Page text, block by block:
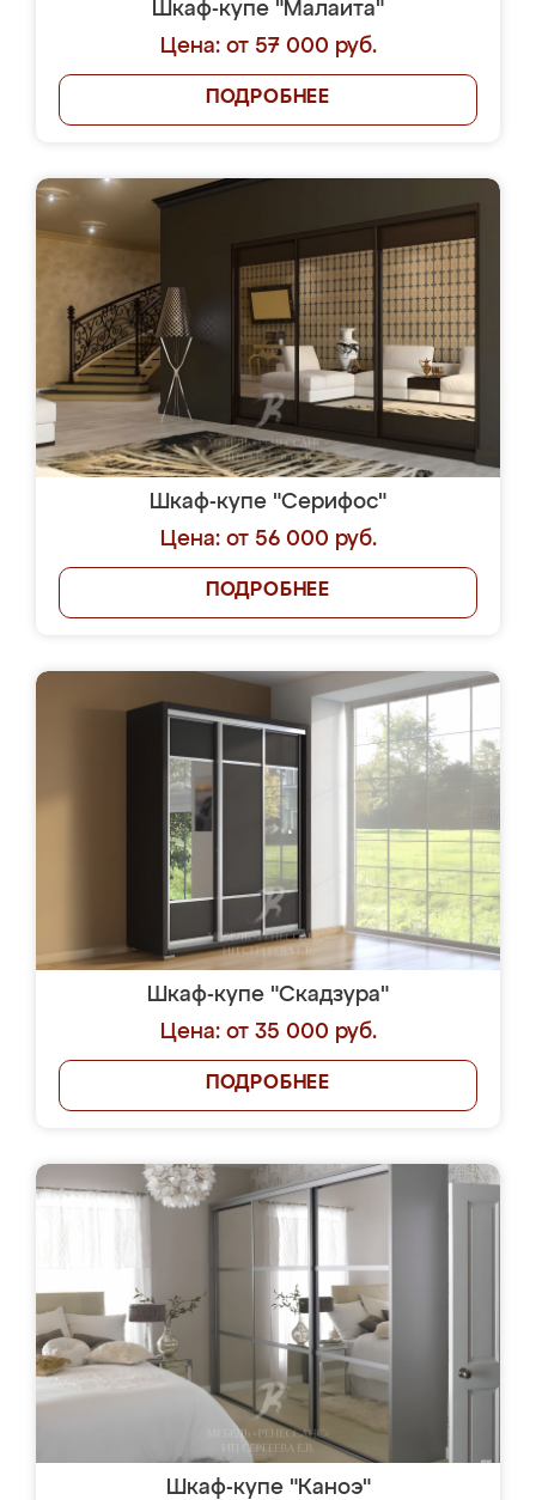
Шкаф-купе "Малаита"
Цена: от 57 000 руб.
ПОДРОБНЕЕ
Шкаф-купе "Серифос"
Цена: от 56 000 руб.
ПОДРОБНЕЕ
Шкаф-купе "Скадзура"
Цена: от 35 000 руб.
ПОДРОБНЕЕ
Шкаф-купе "Каноэ"